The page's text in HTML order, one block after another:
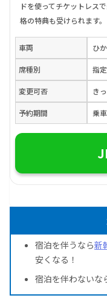
ドを使ってチケットレス
格の特典も受けられます。
車両 ひ
席種別 指
変更可否 き
予約期間 乗
宿泊を伴うなら新
安くなる！
宿泊を伴わないな